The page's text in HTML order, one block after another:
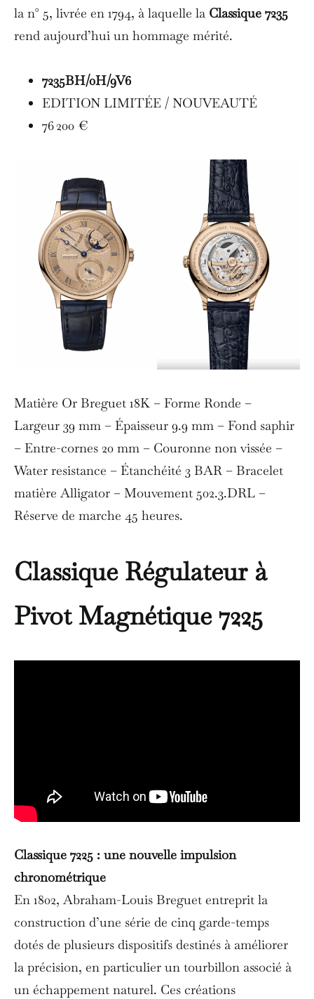
la n° 5, livrée en 1794, à laquelle la Classique 7235
rend aujourd’hui un hommage mérité.
7235BH/0H/9V6
EDITION LIMITÉE / NOUVEAUTÉ
76 200 €
Matière Or Breguet 18K – Forme Ronde –
Largeur 39 mm – Épaisseur 9.9 mm – Fond saphir
– Entre-cornes 20 mm – Couronne non vissée –
Water resistance – Étanchéité 3 BAR – Bracelet
matière Alligator – Mouvement 502.3.DRL –
Réserve de marche 45 heures.
Classique Régulateur à
Pivot Magnétique 7225
Classique 7225 : une nouvelle impulsion
chronométrique
En 1802, Abraham-Louis Breguet entreprit la
construction d’une série de cinq garde-temps
dotés de plusieurs dispositifs destinés à améliorer
la précision, en particulier un tourbillon associé à
un échappement naturel. Ces créations